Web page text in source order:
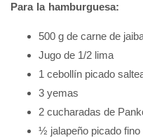
Para la hamburguesa:
500 g de carne de
Jugo de 1/2 lima
1 cebollín picado
3 yemas
2 cucharadas de
½ jalapeño picado fino